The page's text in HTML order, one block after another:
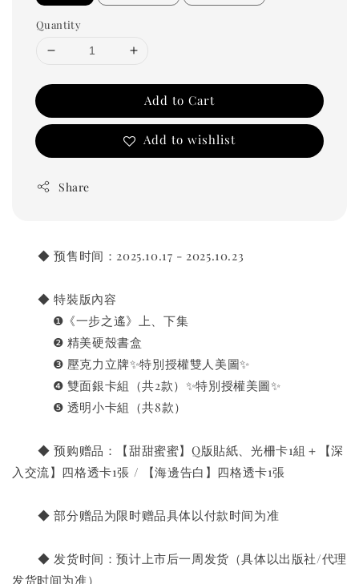
Quantity
Add to Cart
Add to wishlist
Share
◆ 预售时间：2025.10.17 - 2025.10.23
◆ 特裝版內容
❶《一步之遙》上、下集
❷ 精美硬殼書盒
❸ 壓克力立牌✨特別授權雙人美圖✨
❹ 雙面銀卡組（共2款） ✨特別授權美圖✨
❺ 透明小卡組（共8款）
◆ 预购赠品：【甜甜蜜蜜】Q版貼紙、光柵卡1組＋【深
入交流】四格透卡1張 / 【海邊告白】四格透卡1張
◆ 部分赠品为限时赠品具体以付款时间为准
◆ 发货时间：预计上市后一周发货（具体以出版社/代理
发货时间为准）